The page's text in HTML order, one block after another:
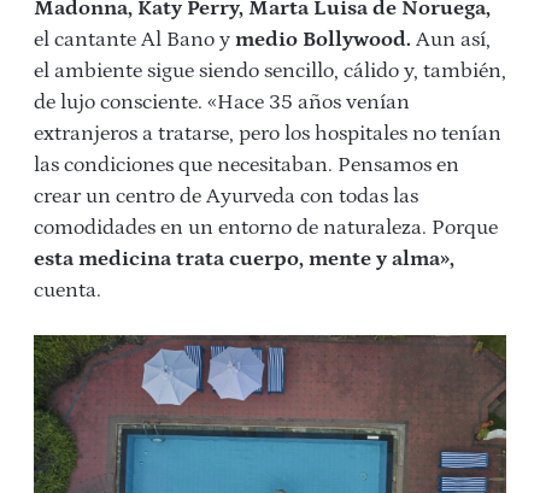
Madonna, Katy Perry, Marta Luisa de Noruega,
el cantante Al Bano y medio Bollywood. Aun así,
el ambiente sigue siendo sencillo, cálido y, también,
de lujo consciente. «Hace 35 años venían
extranjeros a tratarse, pero los hospitales no tenían
las condiciones que necesitaban. Pensamos en
crear un centro de Ayurveda con todas las
comodidades en un entorno de naturaleza. Porque
esta medicina trata cuerpo, mente y alma»,
cuenta.